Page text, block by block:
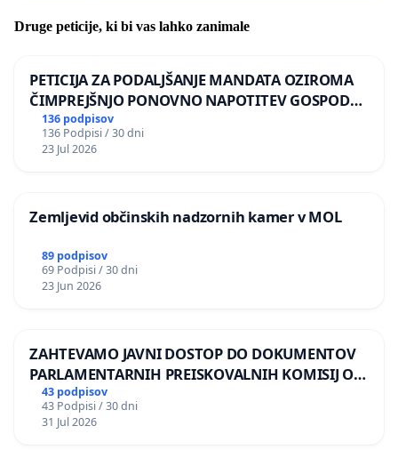
Druge peticije, ki bi vas lahko zanimale
PETICIJA ZA PODALJŠANJE MANDATA OZIROMA
ČIMPREJŠNJO PONOVNO NAPOTITEV GOSPODA
BERNARDA ŠRAJNERJA NA VELEPOSLANIŠTVO
REPUBLIKE SLOVENIJE V MOSKVI
136 podpisov
136 Podpisi / 30 dni
23 Jul 2026
Zemljevid občinskih nadzornih kamer v MOL
89 podpisov
69 Podpisi / 30 dni
23 Jun 2026
ZAHTEVAMO JAVNI DOSTOP DO DOKUMENTOV
PARLAMENTARNIH PREISKOVALNIH KOMISIJ O
ILEGALNI TRGOVINI Z OROŽJEM
43 podpisov
43 Podpisi / 30 dni
31 Jul 2026